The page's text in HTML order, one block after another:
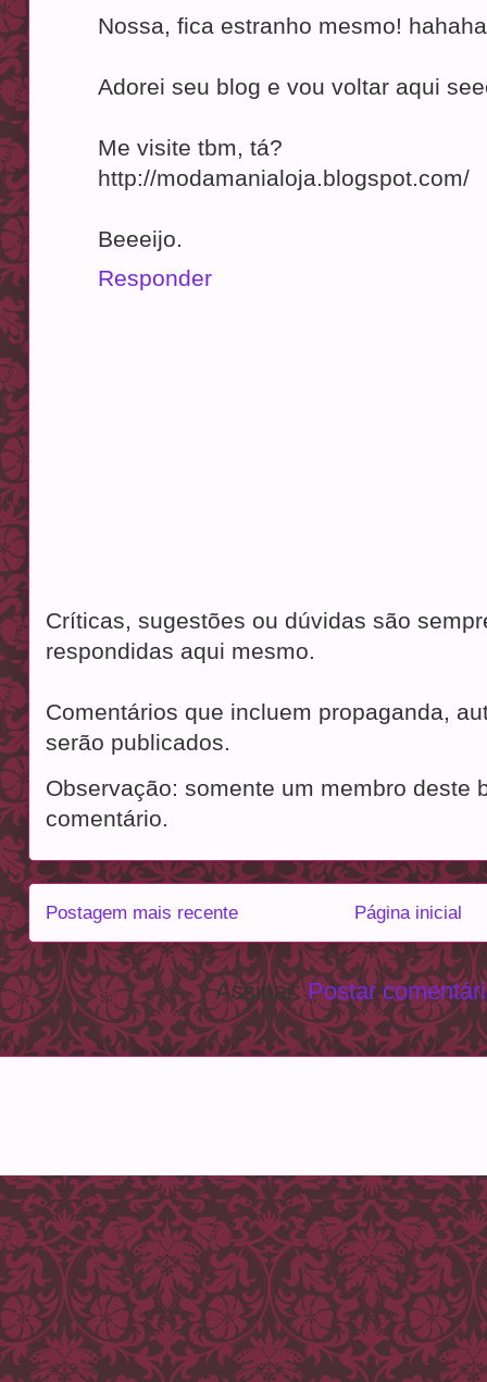
Nossa, fica estranho mesmo! hahaha
Adorei seu blog e vou voltar aqui
Me visite tbm, tá?
http://modamanialoja.blogspot.com/
Beeeijo.
Responder
Críticas, sugestões ou dúvidas são
respondidas aqui mesmo.
Comentários que incluem propaganda,
serão publicados.
Observação: somente um membro deste
comentário.
Postagem mais recente Página inicial
Assinar:Postar